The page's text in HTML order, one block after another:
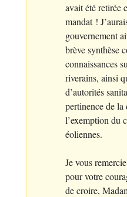
avait été retirée
mandat !
gouvernement
brève synthèse
connaissances
riverains, ainsi
d’autorités
pertinence de la
l’exemption du
éoliennes.
Je vous
pour votre
de croire,